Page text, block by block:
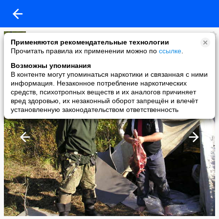
Применяются рекомендательные технологии
Прочитать правила их применении можно по ссылке
Возможны упоминания
В контенте могут упоминаться наркотики и связанная с ними
информация. Незаконное потребление наркотических
средств, психотропных веществ и их аналогов причиняет
вред здоровью, их незаконный оборот запрещён и влечёт
установленную законодательством ответственность
Leonov
added a photo
02 Nov в 22:05